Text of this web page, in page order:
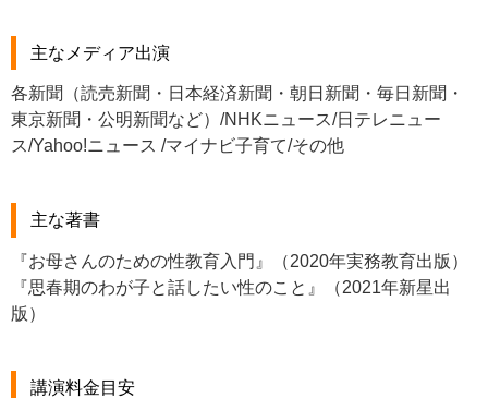
主なメディア出演
各新聞（読売新聞・日本経済新聞・朝日新聞・毎日新聞・
東京新聞・公明新聞など）/NHKニュース/日テレニュー
ス/Yahoo!ニュース /マイナビ子育て/その他
主な著書
『お母さんのための性教育入門』（2020年実務教育出版）
『思春期のわが子と話したい性のこと』（2021年新星出
版）
講演料金目安